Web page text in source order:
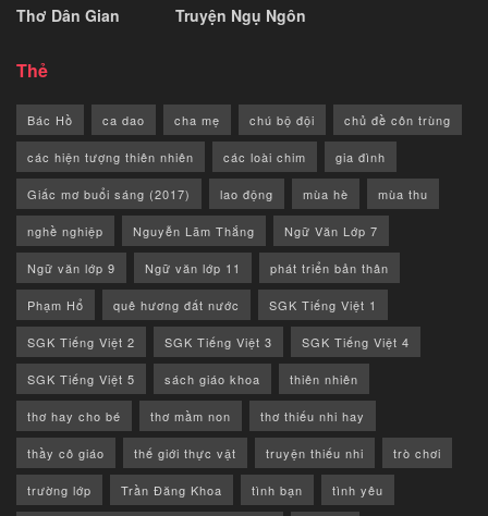
Thơ Dân Gian
Truyện Ngụ Ngôn
Thẻ
Bác Hồ ca dao cha mẹ chú bộ đội chủ đề côn trùng
các hiện tượng thiên nhiên các loài chim gia đình
Giấc mơ buổi sáng (2017) lao động mùa hè mùa thu
nghề nghiệp Nguyễn Lãm Thắng Ngữ Văn Lớp 7
Ngữ văn lớp 9 Ngữ văn lớp 11 phát triển bản thân
Phạm Hổ quê hương đất nước SGK Tiếng Việt 1
SGK Tiếng Việt 2 SGK Tiếng Việt 3 SGK Tiếng Việt 4
SGK Tiếng Việt 5 sách giáo khoa thiên nhiên
thơ hay cho bé thơ mầm non thơ thiếu nhi hay
thầy cô giáo thế giới thực vật truyện thiếu nhi trò chơi
trường lớp Trần Đăng Khoa tình bạn tình yêu